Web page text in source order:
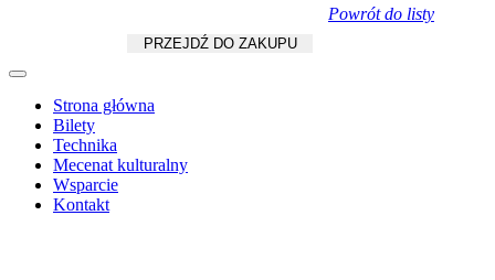
PRZEJDŹ DO ZAKUPU
Strona główna
Bilety
Technika
Mecenat kulturalny
Wsparcie
Kontakt
Powrót do listy